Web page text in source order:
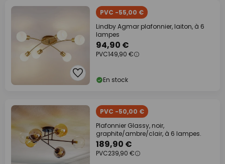
PVC -55,00 €
Lindby Agmar plafonnier, laiton, à 6
lampes
94,90 €
PVC149,90 €
En stock
PVC -50,00 €
Plafonnier Glassy, noir,
graphite/ambre/clair, à 6 lampes.
189,90 €
PVC239,90 €